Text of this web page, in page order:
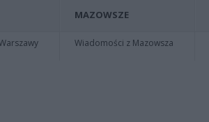
MAZOWSZE
Wiadomości z Mazowsza